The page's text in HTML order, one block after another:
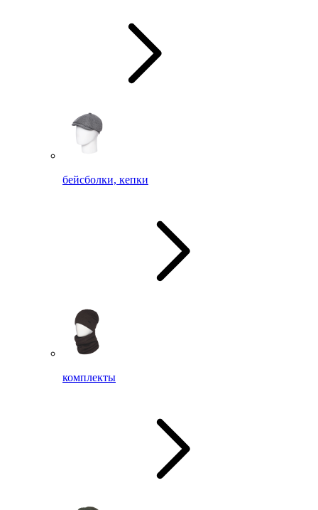
бейсболки, кепки
комплекты